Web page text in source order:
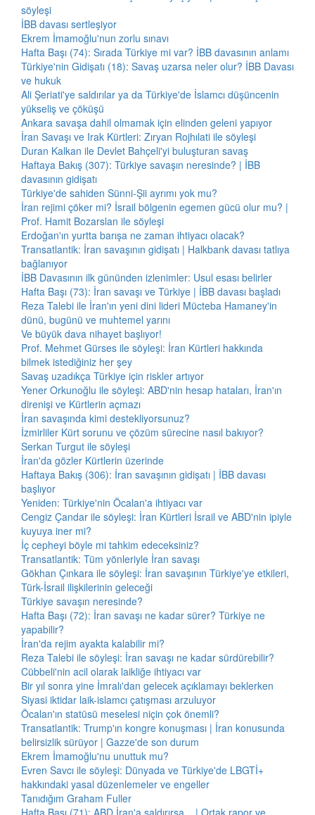
söyleşi
İBB davası sertleşiyor
Ekrem İmamoğlu'nun zorlu sınavı
Hafta Başı (74): Sırada Türkiye mi var? İBB davasının anlamı
Türkiye'nin Gidişatı (18): Savaş uzarsa neler olur? İBB Davası
ve hukuk
Ali Şeriati'ye saldırılar ya da Türkiye'de İslamcı düşüncenin
yükseliş ve çöküşü
Ankara savaşa dahil olmamak için elinden geleni yapıyor
İran Savaşı ve Irak Kürtleri: Zıryan Rojhılati ile söyleşi
Duran Kalkan ile Devlet Bahçeli'yi buluşturan savaş
Haftaya Bakış (307): Türkiye savaşın neresinde? | İBB
davasının gidişatı
Türkiye'de sahiden Sünni-Şii ayrımı yok mu?
İran rejimi çöker mi? İsrail bölgenin egemen gücü olur mu? |
Prof. Hamit Bozarslan ile söyleşi
Erdoğan'ın yurtta barışa ne zaman ihtiyacı olacak?
Transatlantik: İran savaşının gidişatı | Halkbank davası tatlıya
bağlanıyor
İBB Davasının ilk gününden izlenimler: Usul esası belirler
Hafta Başı (73): İran savaşı ve Türkiye | İBB davası başladı
Reza Talebi ile İran'ın yeni dini lideri Mücteba Hamaney'in
dünü, bugünü ve muhtemel yarını
Ve büyük dava nihayet başlıyor!
Prof. Mehmet Gürses ile söyleşi: İran Kürtleri hakkında
bilmek istediğiniz her şey
Savaş uzadıkça Türkiye için riskler artıyor
Yener Orkunoğlu ile söyleşi: ABD'nin hesap hataları, İran'ın
direnişi ve Kürtlerin açmazı
İran savaşında kimi destekliyorsunuz?
İzmirliler Kürt sorunu ve çözüm sürecine nasıl bakıyor?
Serkan Turgut ile söyleşi
İran'da gözler Kürtlerin üzerinde
Haftaya Bakış (306): İran savaşının gidişatı | İBB davası
başlıyor
Yeniden: Türkiye'nin Öcalan'a ihtiyacı var
Cengiz Çandar ile söyleşi: İran Kürtleri İsrail ve ABD'nin ipiyle
kuyuya iner mi?
İç cepheyi böyle mi tahkim edeceksiniz?
Transatlantik: Tüm yönleriyle İran savaşı
Gökhan Çınkara ile söyleşi: İran savaşının Türkiye'ye etkileri,
Türk-İsrail ilişkilerinin geleceği
Türkiye savaşın neresinde?
Hafta Başı (72): İran savaşı ne kadar sürer? Türkiye ne
yapabilir?
İran'da rejim ayakta kalabilir mi?
Reza Talebi ile söyleşi: İran savaşı ne kadar sürdürebilir?
Cübbeli'nin acil olarak laikliğe ihtiyacı var
Bir yıl sonra yine İmralı'dan gelecek açıklamayı beklerken
Siyasi iktidar laik-islamcı çatışması arzuluyor
Öcalan'ın statüsü meselesi niçin çok önemli?
Transatlantik: Trump'ın kongre konuşması | İran konusunda
belirsizlik sürüyor | Gazze'de son durum
Ekrem İmamoğlu'nu unuttuk mu?
Evren Savcı ile söyleşi: Dünyada ve Türkiye'de LBGTİ+
hakkındaki yasal düzenlemeler ve engeller
Tanıdığım Graham Fuller
Hafta Başı (71): ABD İran'a saldırırsa... | Ortak rapor ve